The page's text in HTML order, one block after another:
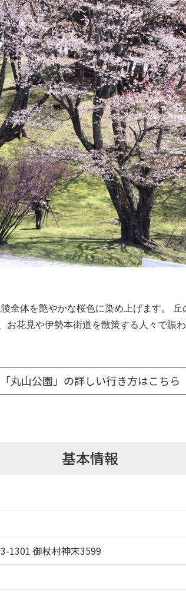
全体を艶やかな桜色に染め上げます。
花見や伊勢本街道を散策する人々で賑
「丸山公園」の詳しい行き方はこちら
基本情報
1301 御杖村神末3599